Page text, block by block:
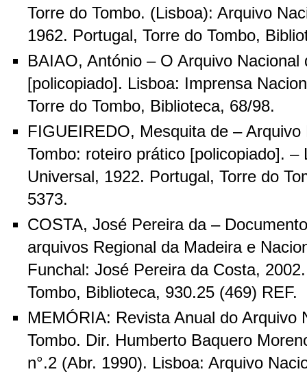
Torre do Tombo. (Lisboa): Arquivo
1962. Portugal, Torre do Tombo,
BAIAO, António – O Arquivo Nacional
[policopiado]. Lisboa: Imprensa
Torre do Tombo, Biblioteca, 68/98.
FIGUEIREDO, Mesquita de – Arquivo
Tombo: roteiro prático [policopiado]. –
Universal, 1922. Portugal, Torre do
5373.
COSTA, José Pereira da –
arquivos Regional da Madeira e
Funchal: José Pereira da Costa,
Tombo, Biblioteca, 930.25 (469) REF.
MEMÓRIA: Revista Anual do Arquivo
Tombo. Dir. Humberto Baquero
n°.2 (Abr. 1990). Lisboa: Arquivo